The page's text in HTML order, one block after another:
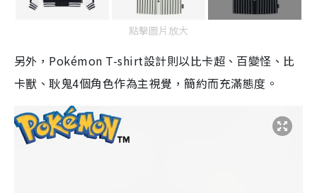
點擊圖片放大
另外，Pokémon T-shirt設計則以比卡超、百變怪、比
卡獸、耿鬼4個角色作為主視覺，簡約而充滿態度。